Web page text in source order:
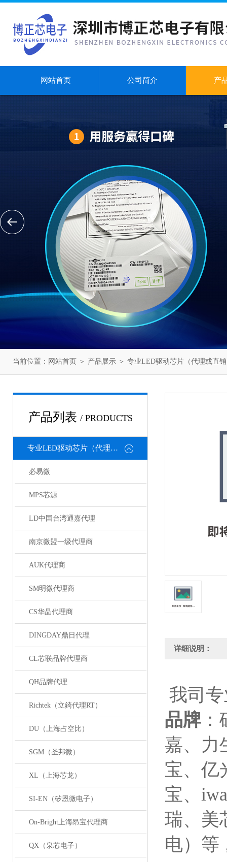
网站首页 公司简介 产
当前位置： 网站首页 ＞ 产品展示 ＞ 专业LED驱动芯片（代理或直
产品列表 / PRODUCTS
专业LED驱动芯片（代理或直销）
必易微
MPS芯源
LD中国台湾通嘉代理
南京微盟一级代理商
AUK代理商
SM明微代理商
CS华晶代理商
DINGDAY鼎日代理
CL芯联品牌代理商
QH品牌代理
Richtek（立錡代理RT）
DU（上海占空比）
SGM（圣邦微）
XL（上海芯龙）
SI-EN（矽恩微电子）
On-Bright上海昂宝代理商
QX（泉芯电子）
详细说明：
我司
品牌
嘉、力
宝、亿
宝、
瑞、美
电）等